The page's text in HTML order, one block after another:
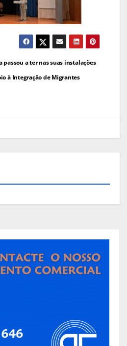
passou a ter nas suas instalações
à Integração de Migrantes